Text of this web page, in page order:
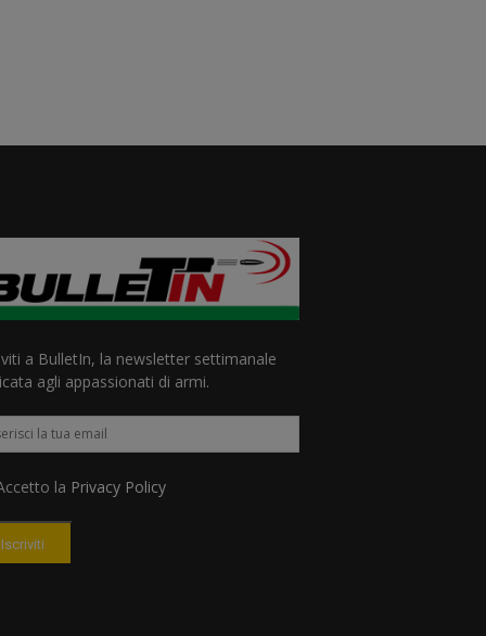
a BulletIn, la newsletter settimanale
agli appassionati di armi.
la Privacy Policy
Iscriviti